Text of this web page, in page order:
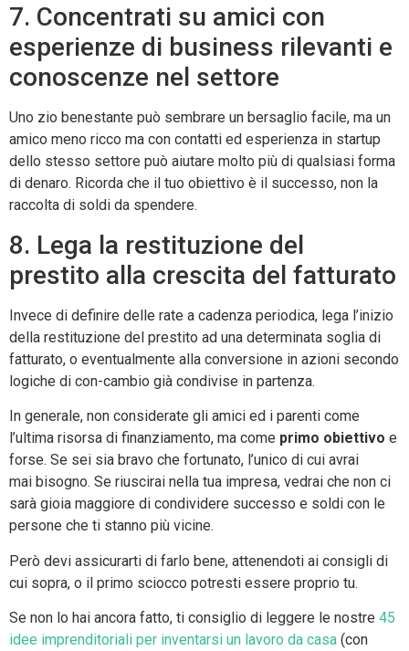
7. Concentrati su amici con
esperienze di business rilevanti e
conoscenze nel settore
Uno zio benestante può sembrare un bersaglio facile, ma un
amico meno ricco ma con contatti ed esperienza in startup
dello stesso settore può aiutare molto più di qualsiasi forma
di denaro. Ricorda che il tuo obiettivo è il successo, non la
raccolta di soldi da spendere.
8. Lega la restituzione del
prestito alla crescita del fatturato
Invece di definire delle rate a cadenza periodica, lega l’inizio
della restituzione del prestito ad una determinata soglia di
fatturato, o eventualmente alla conversione in azioni secondo
logiche di con-cambio già condivise in partenza.
In generale, non considerate gli amici ed i parenti come
l’ultima risorsa di finanziamento, ma come primo obiettivo e
forse. Se sei sia bravo che fortunato, l’unico di cui avrai
mai bisogno. Se riuscirai nella tua impresa, vedrai che non ci
sarà gioia maggiore di condividere successo e soldi con le
persone che ti stanno più vicine.
Però devi assicurarti di farlo bene, attenendoti ai consigli di
cui sopra, o il primo sciocco potresti essere proprio tu.
Se non lo hai ancora fatto, ti consiglio di leggere le nostre 45
idee imprenditoriali per inventarsi un lavoro da casa (con